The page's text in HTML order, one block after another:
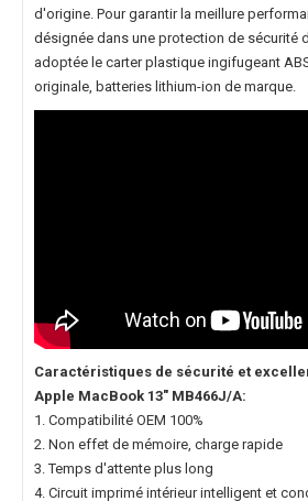
d'origine. Pour garantir la meillure
désignée dans une protection de sécurité
adoptée le carter plastique ingifugeant
originale, batteries lithium-ion de marque.
Caractéristiques de sécurité et
Apple MacBook 13" MB466J/A:
1. Compatibilité OEM 100%
2. Non effet de mémoire, charge rapide
3. Temps d'attente plus long
4. Circuit imprimé intérieur intelligent et